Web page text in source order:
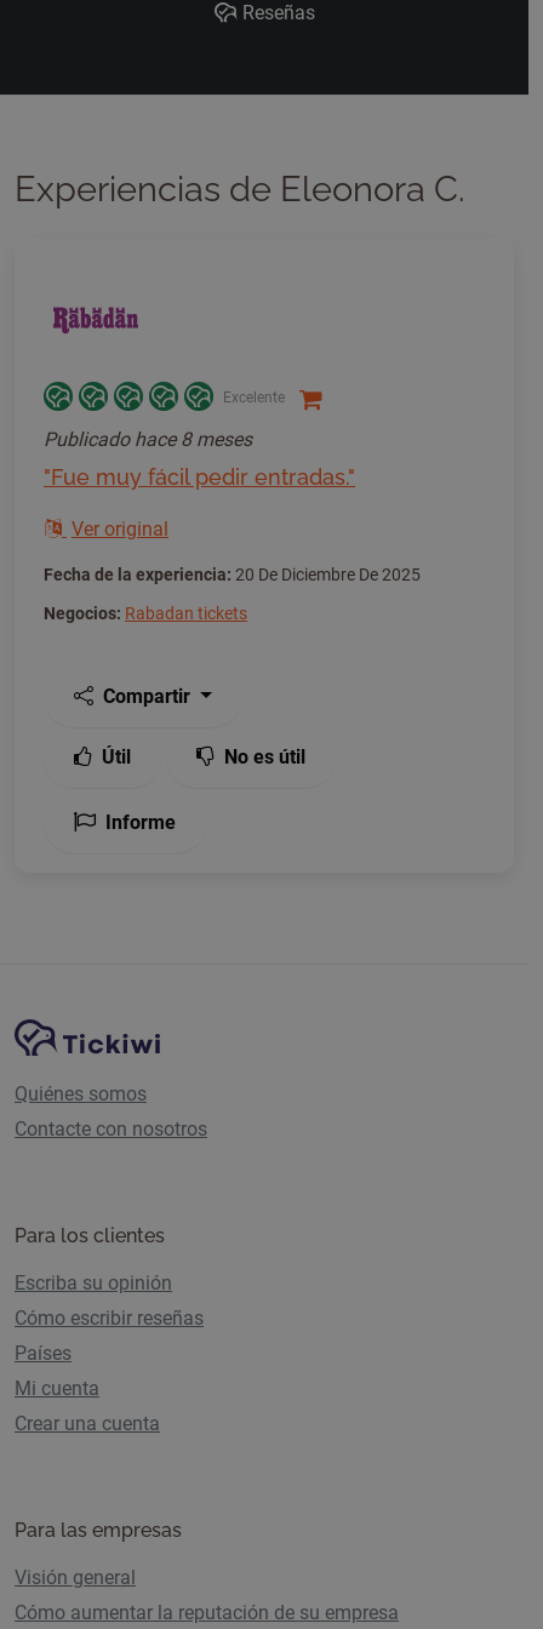
Reseñas
Experiencias de Eleonora C.
Excelente
Publicado hace 8 meses
"Fue muy fácil pedir entradas."
Ver original
Fecha de la experiencia: 20 De Diciembre De 2025
Negocios: Rabadan tickets
Compartir
Útil No es útil
Informe
Navegación del sitio
Plataforma Tickiwi
Quiénes somos
Contacte con nosotros
Para los clientes
Escriba su opinión
Cómo escribir reseñas
Países
Mi cuenta
Crear una cuenta
Para las empresas
Visión general
Cómo aumentar la reputación de su empresa